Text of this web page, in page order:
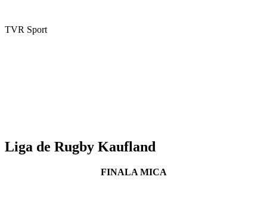
TVR Sport
Liga de Rugby Kaufland
FINALA MICA